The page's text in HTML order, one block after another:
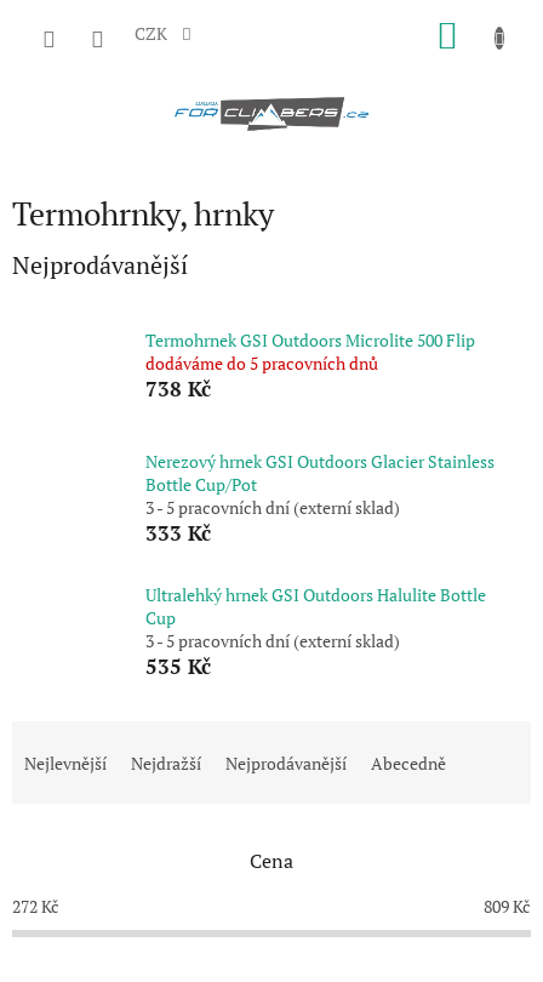
CZK
Termohrnky, hrnky
Nejprodávanější
Termohrnek GSI Outdoors Microlite 500 Flip
dodáváme do 5 pracovních dnů
738 Kč
Nerezový hrnek GSI Outdoors Glacier Stainless
Bottle Cup/Pot
3 - 5 pracovních dní (externí sklad)
333 Kč
Ultralehký hrnek GSI Outdoors Halulite Bottle
Cup
3 - 5 pracovních dní (externí sklad)
535 Kč
p
r
o
Nejlevnější Nejdražší Nejprodávanější Abecedně
Cena
272Kč 809Kč